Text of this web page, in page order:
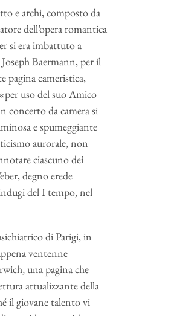
e archi, composto da
dell’opera romantica
si era imbattuto a
Baermann, per il
pagina cameristica,
uso del suo Amico
concerto da camera si
e spumeggiante
aurorale, non
ciascuno dei
degno erede
del I tempo, nel
di Parigi, in
ventenne
una pagina che
attualizzante della
il giovane talento vi